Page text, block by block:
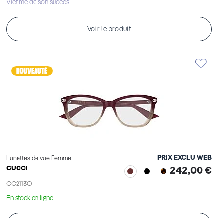
Victime de son succès
Voir le produit
Lunettes de vue Femme
GUCCI
GG2113O
PRIX EXCLU WEB
242,00 €
En stock en ligne